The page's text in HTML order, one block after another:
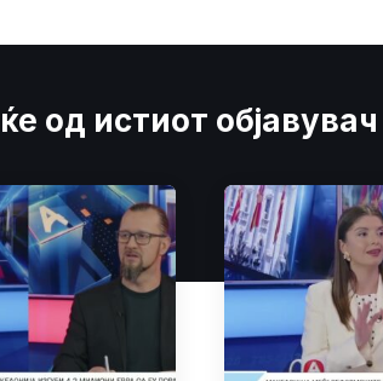
од истиот објавувач